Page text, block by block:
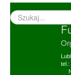
Wyszukiwarka
–